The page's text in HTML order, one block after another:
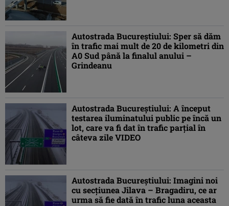
Autostrada Bucureștiului: Sper să dăm
în trafic mai mult de 20 de kilometri din
A0 Sud până la finalul anului –
Grindeanu
Autostrada Bucureștiului: A început
testarea iluminatului public pe încă un
lot, care va fi dat în trafic parțial în
câteva zile VIDEO
Autostrada Bucureștiului: Imagini noi
cu secțiunea Jilava – Bragadiru, ce ar
urma să fie dată în trafic luna aceasta